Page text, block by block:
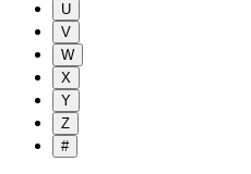
U
V
W
X
Y
Z
#